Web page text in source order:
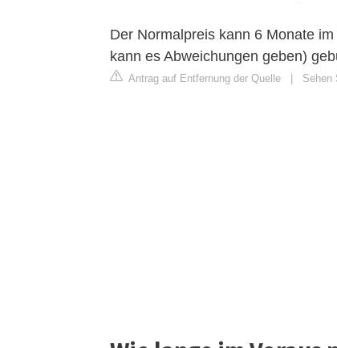
Der Normalpreis kann 6 Monate
kann es Abweichungen geben)
Antrag auf Entfernung der Quelle Sehen